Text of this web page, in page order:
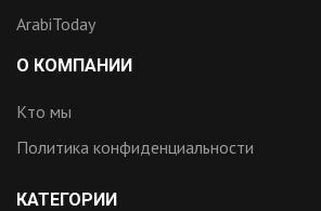
ArabiToday
О КОМПАНИИ
Кто мы
Политика конфиденциальности
КАТЕГОРИИ